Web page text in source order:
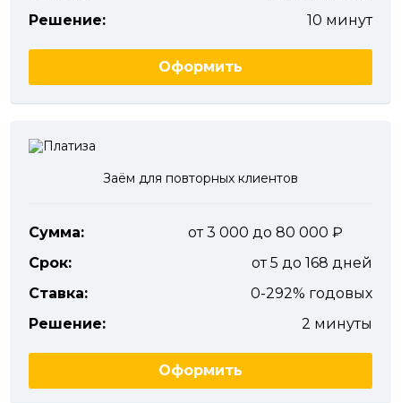
Решение:
10 минут
Оформить
Заём для повторных клиентов
Сумма:
от 3 000 до 80 000
Срок:
от 5 до 168 дней
Ставка:
0-292% годовых
Решение:
2 минуты
Оформить